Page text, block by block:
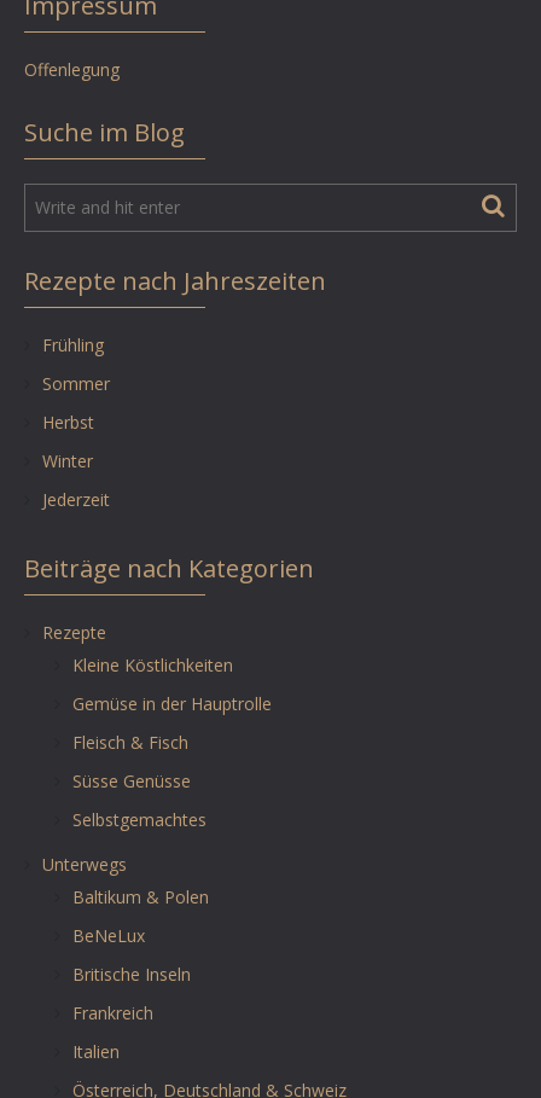
Offenlegung
Suche im Blog
Rezepte nach Jahreszeiten
Frühling
Sommer
Herbst
Winter
Jederzeit
Beiträge nach Kategorien
Rezepte
Kleine Köstlichkeiten
Gemüse in der Hauptrolle
Fleisch & Fisch
Süsse Genüsse
Selbstgemachtes
Unterwegs
Baltikum & Polen
BeNeLux
Britische Inseln
Frankreich
Italien
Österreich, Deutschland & Schweiz